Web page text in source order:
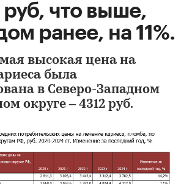
что выше,
ранее, на 11%.
высокая цена на
была
в Северо-Западном
округе – 4312 руб.